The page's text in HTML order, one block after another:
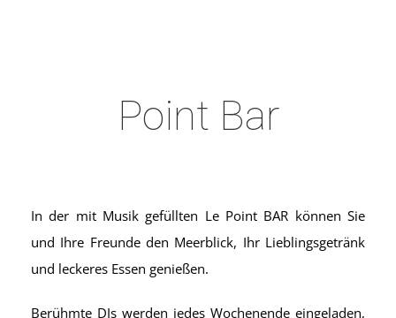
Point Bar
In der mit Musik gefüllten Le Point BAR können Sie
und Ihre Freunde den Meerblick, Ihr Lieblingsgetränk
und leckeres Essen genießen.
Berühmte DJs werden jedes Wochenende eingeladen,